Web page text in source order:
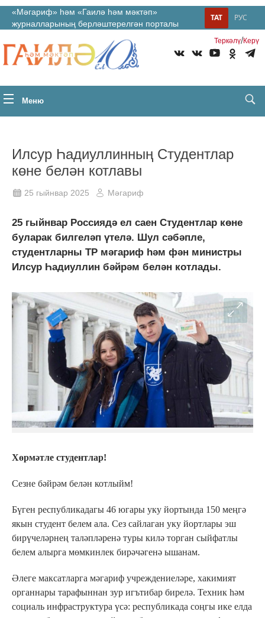
«Мәгариф» һәм «Гаилә һәм мәктәп»
журналларының берләштерелгән порталы
РУС
ТАТ
Теркəлү/Керү
Меню
Илсур Һадиуллинның Студентлар
көне белән котлавы
25 гыйнвар 2025 Мәгариф
25 гыйнвар Россиядә ел саен Студентлар көне
буларак билгеләп үтелә. Шул сәбәпле,
студентларны ТР мәгариф һәм фән министры
Илсур Һадиуллин бәйрәм белән котлады.
Хөрмәтле студентлар!
Сезне бәйрәм белән котлыйм!
Бүген республикадагы 46 югары уку йортында 150 меңгә
якын студент белем ала. Сез сайлаган уку йортлары эш
бирүчеләрнең таләпләренә туры килә торган сыйфатлы
белем алырга мөмкинлек бирәчәгенә ышанам.
Әлеге максатларга мәгариф учреждениеләре, хакимият
органнары тарафыннан зур игътибар бирелә. Техник һәм
социаль инфраструктура үсә: республикада соңгы ике елда